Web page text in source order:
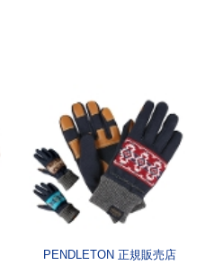
PENDLETON 正規販売店